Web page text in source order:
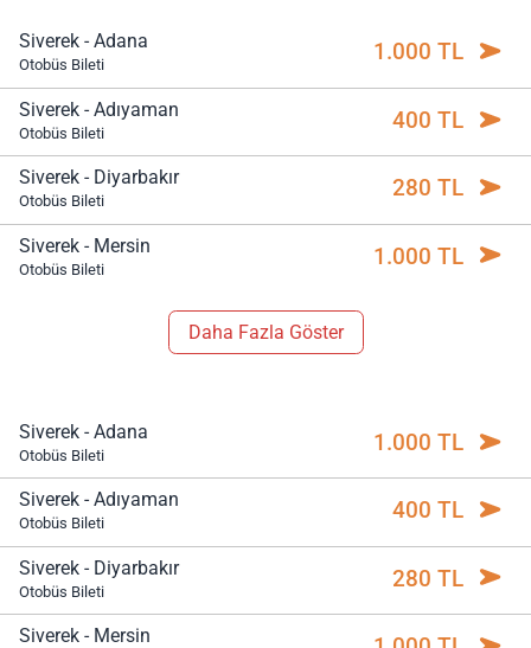
Siverek - Adana
Otobüs Bileti 1.000 TL
Siverek - Adıyaman
Otobüs Bileti 400 TL
Siverek - Diyarbakır
Otobüs Bileti 280 TL
Siverek - Mersin
Otobüs Bileti 1.000 TL
Daha Fazla Göster
Siverek - Adana
Otobüs Bileti 1.000 TL
Siverek - Adıyaman
Otobüs Bileti 400 TL
Siverek - Diyarbakır
Otobüs Bileti 280 TL
Siverek - Mersin